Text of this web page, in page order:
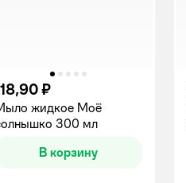
₽
жидкое Моё
300 мл
В корзину